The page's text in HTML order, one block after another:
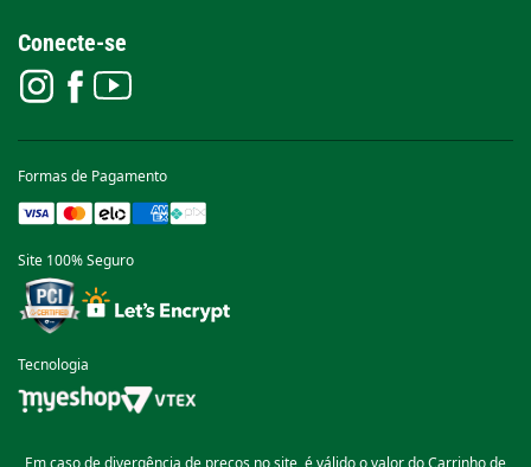
Conecte-se
Formas de Pagamento
Site 100% Seguro
Tecnologia
Em caso de divergência de preços no site, é válido o valor do Carrinho de